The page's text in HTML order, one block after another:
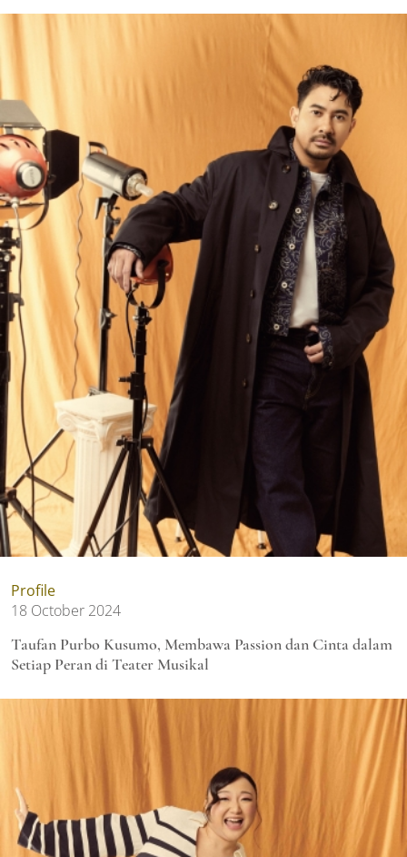
Profile
18 October 2024
Taufan Purbo Kusumo, Membawa Passion dan Cinta dalam
Setiap Peran di Teater Musikal